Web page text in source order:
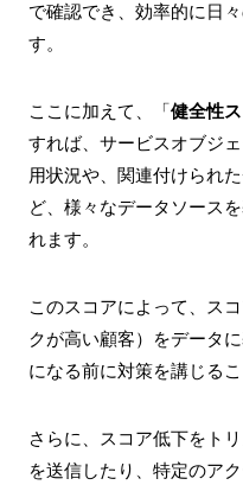
で確認でき、効率的に日
す。
ここに加えて、「健全性
すれば、サービスオブジ
用状況や、関連付けられ
ど、様々なデータソース
れます。
このスコアによって、ス
クが高い顧客）をデータ
になる前に対策を講じる
さらに、スコア低下をト
を送信したり、特定のア